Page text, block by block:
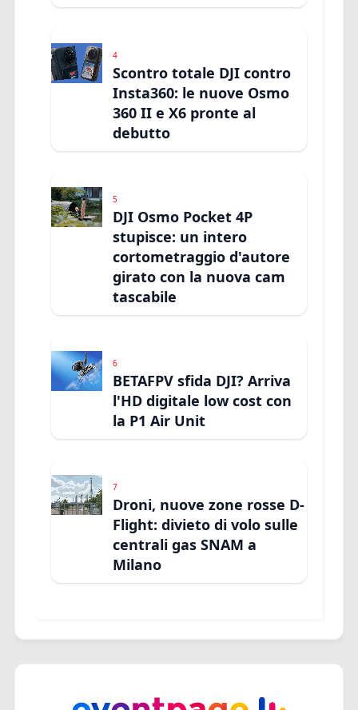
4
Scontro totale DJI contro
Insta360: le nuove Osmo
360 II e X6 pronte al
debutto
5
DJI Osmo Pocket 4P
stupisce: un intero
cortometraggio d'autore
girato con la nuova cam
tascabile
6
BETAFPV sfida DJI? Arriva
l'HD digitale low cost con
la P1 Air Unit
7
Droni, nuove zone rosse D-
Flight: divieto di volo sulle
centrali gas SNAM a
Milano